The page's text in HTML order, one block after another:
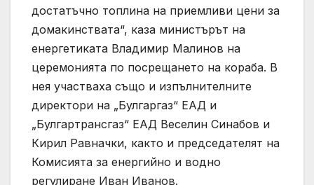
достатъчно топлина на приемливи цени за
домакинствата“, каза министърът на
енергетиката Владимир Малинов на
церемонията по посрещането на кораба. В
нея участваха също и изпълнителните
директори на „Булгаргаз“ ЕАД и
„Булгартрансгаз“ ЕАД Веселин Синабов и
Кирил Равначки, както и председателят на
Комисията за енергийно и водно
регулиране Иван Иванов.